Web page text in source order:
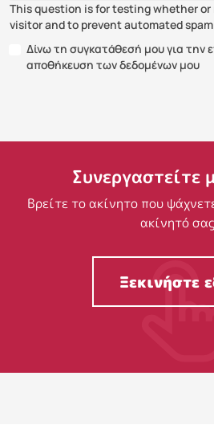
This question is for testing whether or
visitor and to prevent automated
Δίνω τη συγκατάθεσή μου για την
αποθήκευση των δεδομένων μου
Συνεργαστείτε
Βρείτε το ακίνητο που
ακίνητό
Ξεκινήστε